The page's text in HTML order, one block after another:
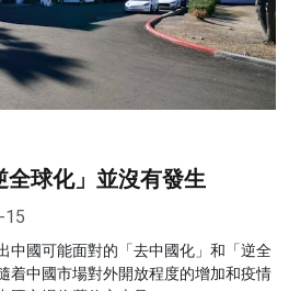
全球化」並沒有發生
15
中國可能面對的「去中國化」和「逆全
着中國市場對外開放程度的增加和疫情